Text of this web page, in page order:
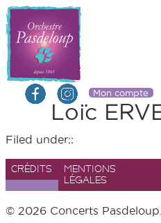
Mon compte
Loïc
Filed under::
CRÉDITS
MENTIONS
LÉGALES
© 2026 Concerts Pasdeloup.